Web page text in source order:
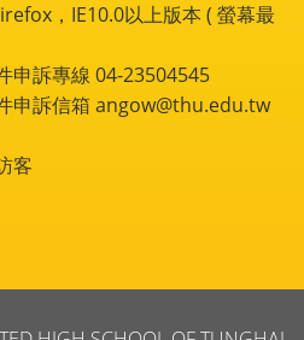
，IE10.0以上版本 ( 螢幕最
申訴專線 04-23504545
申訴信箱 angow@thu.edu.tw
客